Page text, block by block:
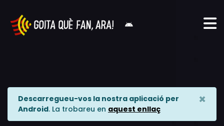
Descarregueu-vos la nostra aplicació per
Android. La trobareu en aquest enllaç
×